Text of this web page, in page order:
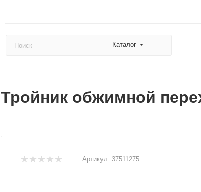
Каталог
Тройник обжимной
Артикул: 37511275